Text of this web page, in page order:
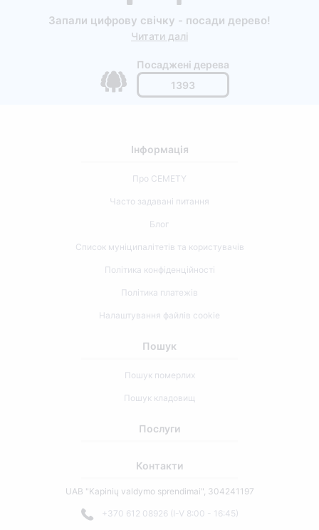
Запали цифрову свічку - посади дерево!
Читати далі
Посаджені дерева
1393
Інформація
Про CEMETY
Часто задавані питання
Блог
Список муніципалітетів та користувачів
Політика конфіденційності
Політика платежів
Налаштування файлів cookie
Пошук
Пошук померлих
Пошук кладовищ
Послуги
Контакти
UAB "Kapinių valdymo sprendimai", 304241197
+370 612 08926 (I-V 8:00 - 16:45)